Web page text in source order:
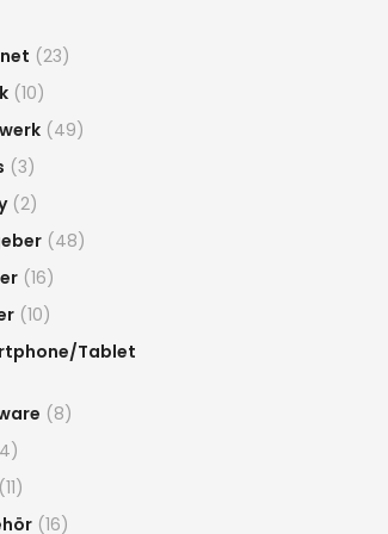
(23)
(10)
(49)
(3)
(2)
(48)
(16)
(10)
Tablet
(8)
(11)
(16)